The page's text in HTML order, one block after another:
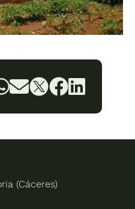
(Cáceres)